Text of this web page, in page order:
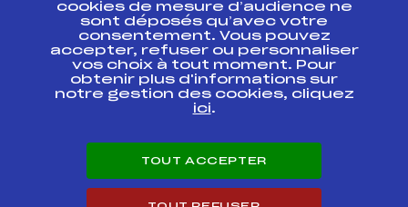
Projet de performance fédéral
Antidopage
Pôle Développement, Formation, Suivi
Scientifique
Listes ministérielles
Pôle vie de l’athlète
Enseignement professionnel
Carrières
cookies de mesure d’audience ne
sont déposés qu’avec votre
consentement. Vous pouvez
accepter, refuser ou personnaliser
vos choix à tout moment. Pour
obtenir plus d'informations sur
notre gestion des cookies, cliquez
ici.
TOUT ACCEPTER